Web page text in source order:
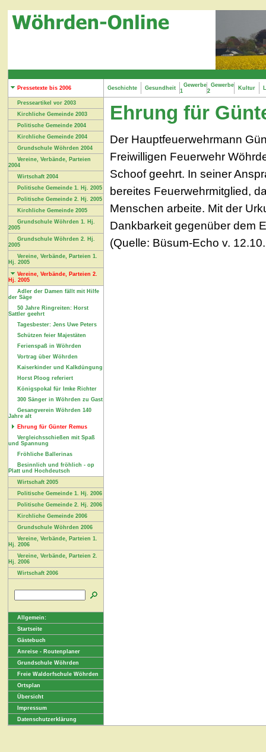
Pressetexte bis 2006 Geschichte Gesundheit
Gewerbe
1
Gewerbe
2
Kultur
Presseartikel vor 2003
Kirchliche Gemeinde 2003
Politische Gemeinde 2004
Kirchliche Gemeinde 2004
Grundschule Wöhrden 2004
Vereine, Verbände, Parteien
2004
Wirtschaft 2004
Politische Gemeinde 1. Hj. 2005
Politische Gemeinde 2. Hj. 2005
Kirchliche Gemeinde 2005
Grundschule Wöhrden 1. Hj.
2005
Grundschule Wöhrden 2. Hj.
2005
Vereine, Verbände, Parteien 1.
Hj. 2005
Vereine, Verbände, Parteien 2.
Hj. 2005
Adler der Damen fällt mit Hilfe
der Säge
50 Jahre Ringreiten: Horst
Sattler geehrt
Tagesbester: Jens Uwe Peters
Schützen feier Majestäten
Ferienspaß in Wöhrden
Vortrag über Wöhrden
Kaiserkinder und Kalkdüngung
Horst Ploog referiert
Königspokal für Imke Richter
300 Sänger in Wöhrden zu Gast
Gesangverein Wöhrden 140
Jahre alt
Ehrung für Günter Remus
Vergleichsschießen mit Spaß
und Spannung
Fröhliche Ballerinas
Besinnlich und fröhlich - op
Platt und Hochdeutsch
Wirtschaft 2005
Politische Gemeinde 1. Hj. 2006
Politische Gemeinde 2. Hj. 2006
Kirchliche Gemeinde 2006
Grundschule Wöhrden 2006
Vereine, Verbände, Parteien 1.
Hj. 2006
Vereine, Verbände, Parteien 2.
Hj. 2006
Wirtschaft 2006
Allgemein:
Startseite
Gästebuch
Anreise - Routenplaner
Grundschule Wöhrden
Freie Waldorfschule Wöhrden
Ortsplan
Übersicht
Impressum
Datenschutzerklärung
Ehrung für
Der Hauptfeuerwehrmann
Freiwilligen Feuerwehr
Schoof geehrt. In seiner
bereites Feuerwehrmitglied,
Menschen arbeite. Mit der
Dankbarkeit gegenüber dem
(Quelle: Büsum-Echo v.